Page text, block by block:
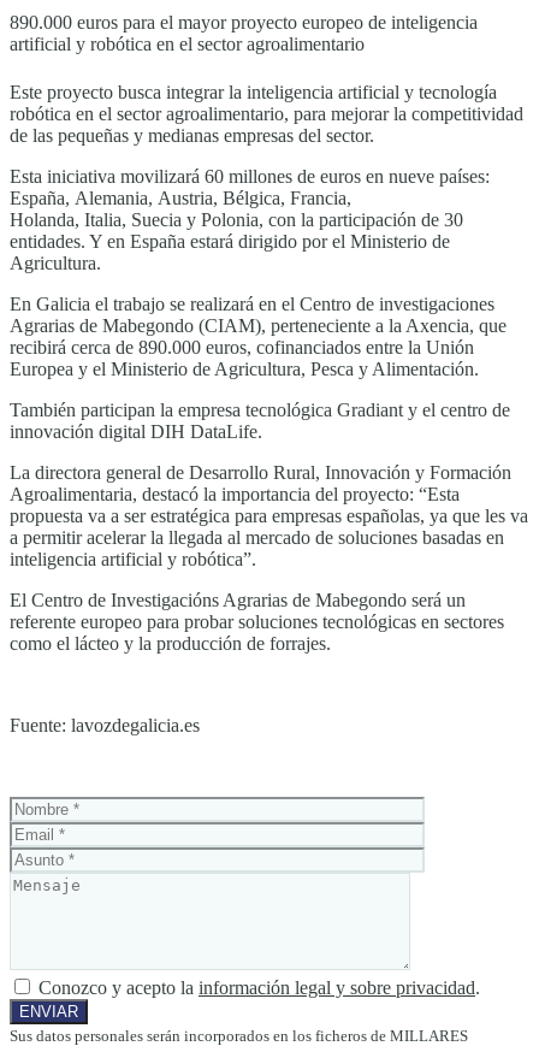
890.000 euros para el mayor proyecto europeo de inteligencia
artificial y robótica en el sector agroalimentario
Este proyecto busca integrar la inteligencia artificial y tecnología
robótica en el sector agroalimentario, para mejorar la competitividad
de las pequeñas y medianas empresas del sector.
Esta iniciativa movilizará 60 millones de euros en nueve países:
España, Alemania, Austria, Bélgica, Francia,
Holanda, Italia, Suecia y Polonia, con la participación de 30
entidades. Y en España estará dirigido por el Ministerio de
Agricultura.
En Galicia el trabajo se realizará en el Centro de investigaciones
Agrarias de Mabegondo (CIAM), perteneciente a la Axencia, que
recibirá cerca de 890.000 euros, cofinanciados entre la Unión
Europea y el Ministerio de Agricultura, Pesca y Alimentación.
También participan la empresa tecnológica Gradiant y el centro de
innovación digital DIH DataLife.
La directora general de Desarrollo Rural, Innovación y Formación
Agroalimentaria, destacó la importancia del proyecto: “Esta
propuesta va a ser estratégica para empresas españolas, ya que les va
a permitir acelerar la llegada al mercado de soluciones basadas en
inteligencia artificial y robótica”.
El Centro de Investigacións Agrarias de Mabegondo será un
referente europeo para probar soluciones tecnológicas en sectores
como el lácteo y la producción de forrajes.
Fuente: lavozdegalicia.es
Conozco y acepto la información legal y sobre privacidad.
Sus datos personales serán incorporados en los ficheros de MILLARES